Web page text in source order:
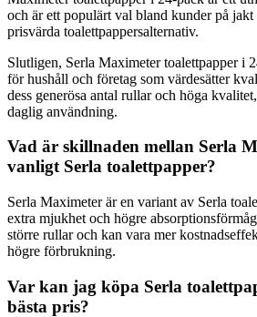
och är ett populärt val bland kunder på
prisvärda toalettpappersalternativ.
Slutligen, Serla Maximeter toalettpapper i
för hushåll och företag som värdesätter
dess generösa antal rullar och höga
daglig användning.
Vad är skillnaden mellan Serla
vanligt Serla toalettpapper?
Serla Maximeter är en variant av Serla
extra mjukhet och högre
större rullar och kan vara mer
högre förbrukning.
Var kan jag köpa Serla
bästa pris?